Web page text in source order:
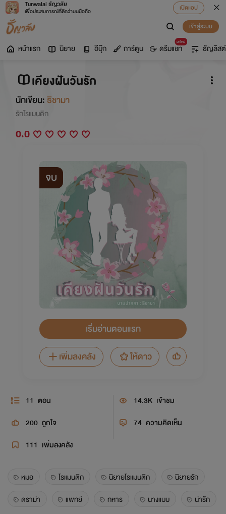
Tunwalai ธัญวลัย
เพื่อประสบการณ์ที่ดีกว่าบนมือถือ
เปิดแอป
เข้าสู่ระบบ
หน้าแรก นิยาย อีบุ๊ก การ์ตูน
มาใหม่
ดรีมแชท ธัญลิสต์
เคียงฝันวันรัก
นักเขียน:ธิชามา
รักโรแมนติก
0.0
จบ
เริ่มอ่านตอนแรก
เพิ่มลงคลัง
ให้ดาว
11 ตอน 14.3K เข้าชม
200 ถูกใจ 74 ความคิดเห็น
111 เพิ่มลงคลัง
หมอ โรแมนติก นิยายโรแมนติก
นิยายรัก
ดราม่า
แพทย์ ทหาร นางแบบ
น่ารัก